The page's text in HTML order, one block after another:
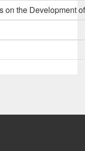
on the Development